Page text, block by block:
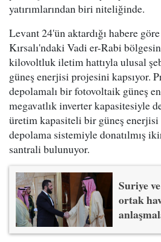
yatırımlarından biri niteliğinde.
Levant 24'ün aktardığı habere
Kırsalı'ndaki Vadi er-Rabi
kilovoltluk iletim hattıyla ulusal
güneş enerjisi projesini kapsıyor.
depolamalı bir fotovoltaik güneş
megavatlık inverter kapasitesiyle
üretim kapasiteli bir güneş enerjisi
depolama sistemiyle donatılmış
santrali bulunuyor.
Suriye
ortak